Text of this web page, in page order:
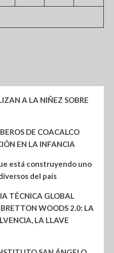
A LA NIÑEZ SOBRE
DE COACALCO
EN LA INFANCIA
está construyendo uno
del país
TÉCNICA GLOBAL
WOODS 2.0: LA
LA LLAVE